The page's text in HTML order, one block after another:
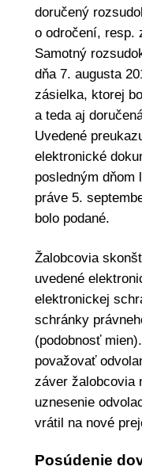
doručený
o odročení, resp.
Samotný
dňa 7. augusta
zásielka, ktorej
a teda aj
Uvedené
elektronické
posledným dňom
práve 5.
bolo podané.
Žalobcovia
uvedené
elektronickej
schránky
(podobnosť
považovať
záver žalobcovia
uznesenie
vrátil na nové
Posúdenie